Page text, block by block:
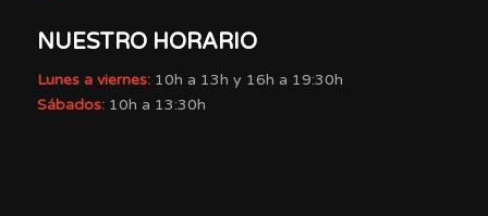
NUESTRO HORARIO
Lunes a viernes:10h a 13h y 16h a 19:30h
Sábados:10h a 13:30h